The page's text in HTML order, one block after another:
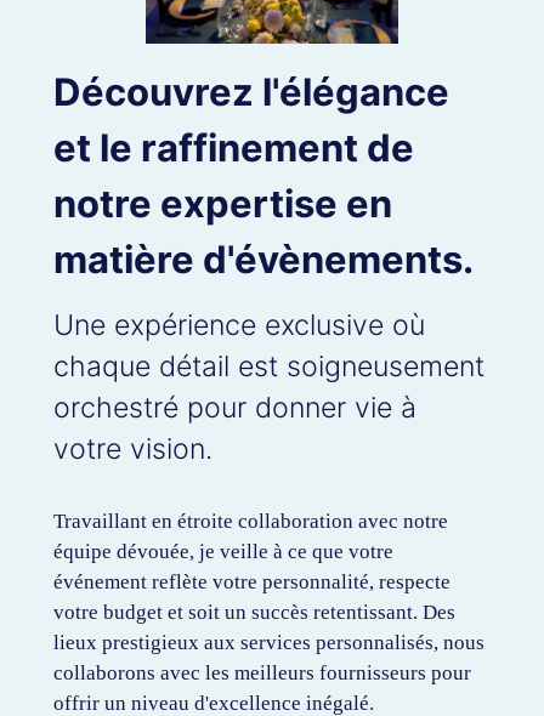
Découvrez l'élégance
et le raffinement de
notre expertise en
matière d'évènements.
Une expérience exclusive où
chaque détail est soigneusement
orchestré pour donner vie à
votre vision.
Travaillant en étroite collaboration avec notre
équipe dévouée, je veille à ce que votre
événement reflète votre personnalité, respecte
votre budget et soit un succès retentissant. Des
lieux prestigieux aux services personnalisés, nous
collaborons avec les meilleurs fournisseurs pour
offrir un niveau d'excellence inégalé.